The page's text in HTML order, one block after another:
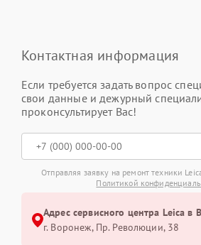
Контактная информация
Если требуется задать вопрос
свои данные и дежурный
проконсультирует Вас!
Отправляя заявку на ремонт техники
Политикой
Адрес сервисного центра Leica в
г. Воронеж, Пр. Революции, 38